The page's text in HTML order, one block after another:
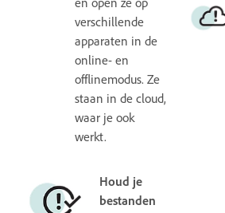
verschillende
apparaten in de
online- en
offlinemodus. Ze
staan in de cloud,
waar je ook
werkt.
Houd je
bestanden